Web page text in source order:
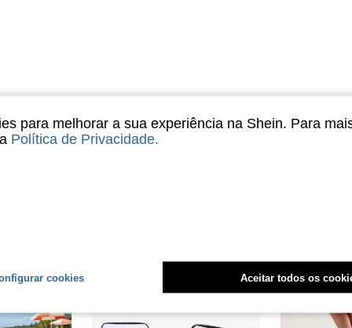
para melhorar a sua experiência na Shein. Para
Política de Privacidade.
cookies Aceitar todos os